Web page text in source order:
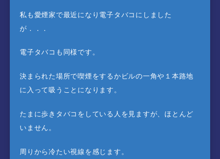
私も愛煙家で最近になり電子タバコにしました
が．．．
電子タバコも同様です。
決まられた場所で喫煙をするかビルの一角や１本路地
に入って吸うことになります。
たまに歩きタバコをしている人を見ますが、ほとんど
いません。
周りから冷たい視線を感じます。